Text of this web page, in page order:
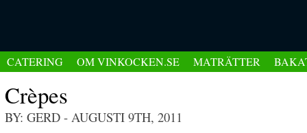
CATERING OM VINKOCKEN.SE MATRÄTTER
Crèpes
BY: GERD - AUGUSTI 9TH, 2011